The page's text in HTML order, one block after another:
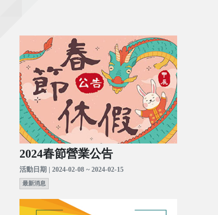
2024春節營業公告
活動日期 | 2024-02-08 ~ 2024-02-15
最新消息